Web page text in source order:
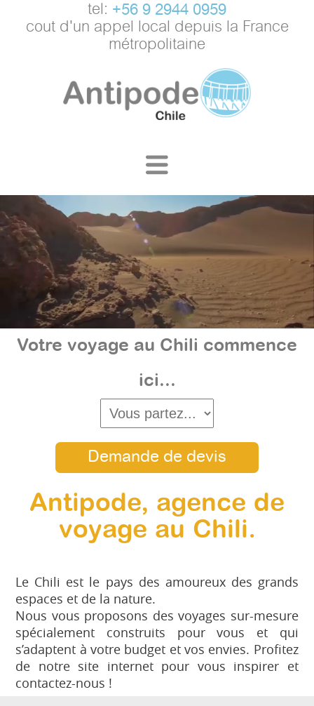
tel: +56 9 2944 0959
cout d'un appel local depuis la France
métropolitaine
Votre voyage au Chili commence
ici...
Demande de devis
Antipode, agence de
voyage au Chili.
Le Chili est le pays des amoureux des grands
espaces et de la nature.
Nous vous proposons des voyages sur-mesure
spécialement construits pour vous et qui
s’adaptent à votre budget et vos envies. Profitez
de notre site internet pour vous inspirer et
contactez-nous !